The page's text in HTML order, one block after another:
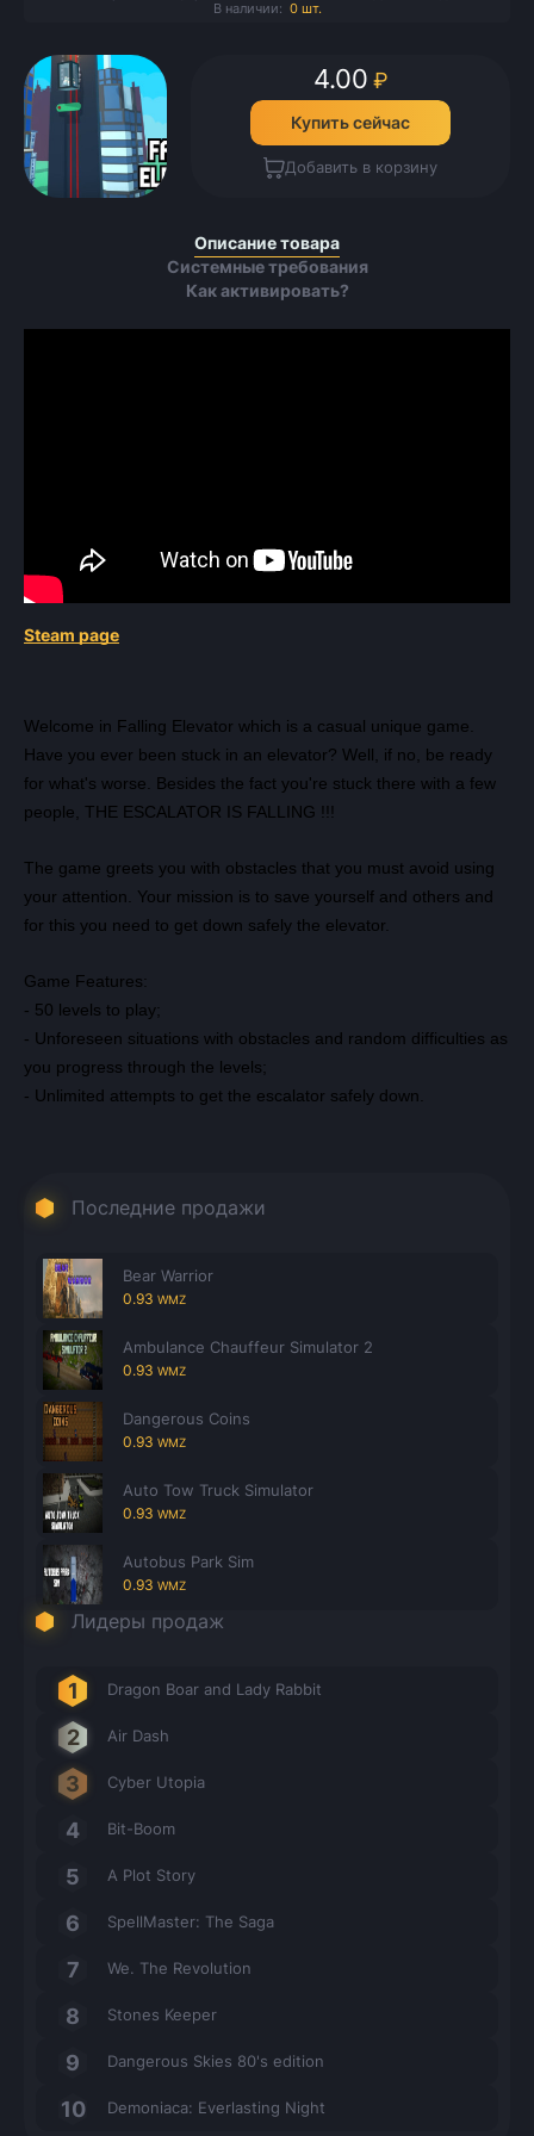
В наличии: 0 шт.
Описание товара
Системные требования
Как активировать?
Steam page
Welcome in Falling Elevator which is a casual unique game.
Have you ever been stuck in an elevator? Well, if no, be ready
for what's worse. Besides the fact you're stuck there with a few
people, THE ESCALATOR IS FALLING !!!
The game greets you with obstacles that you must avoid using
your attention. Your mission is to save yourself and others and
for this you need to get down safely the elevator.
Game Features:
- 50 levels to play;
- Unforeseen situations with obstacles and random difficulties as
you progress through the levels;
- Unlimited attempts to get the escalator safely down.
4.00 ₽
Купить сейчас
Добавить в корзину
Последние продажи
Bear Warrior
0.93 WMZ
Ambulance Chauffeur Simulator 2
0.93 WMZ
Dangerous Coins
0.93 WMZ
Auto Tow Truck Simulator
0.93 WMZ
Autobus Park Sim
0.93 WMZ
Лидеры продаж
Dragon Boar and Lady Rabbit
Air Dash
Cyber Utopia
Bit-Boom
A Plot Story
SpellMaster: The Saga
We. The Revolution
Stones Keeper
Dangerous Skies 80's edition
Demoniaca: Everlasting Night
Всего позиций в корзине
Всего товара в корзине
(шт)
Сумма к оплате (без скидок)